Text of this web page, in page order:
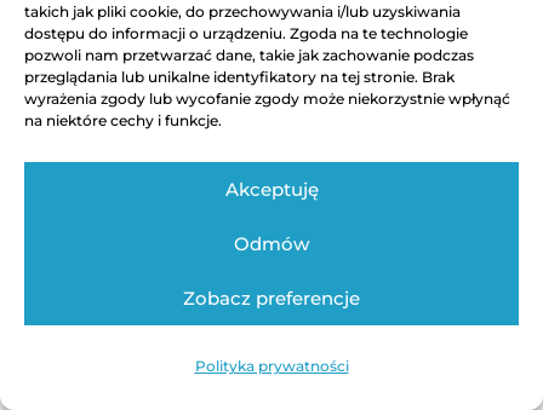
takich jak pliki cookie, do przechowywania i/lub uzyskiwania
dostępu do informacji o urządzeniu. Zgoda na te technologie
pozwoli nam przetwarzać dane, takie jak zachowanie podczas
przeglądania lub unikalne identyfikatory na tej stronie. Brak
wyrażenia zgody lub wycofanie zgody może niekorzystnie wpłynąć
na niektóre cechy i funkcje.
Akceptuję
Odmów
Zobacz preferencje
Polityka prywatności